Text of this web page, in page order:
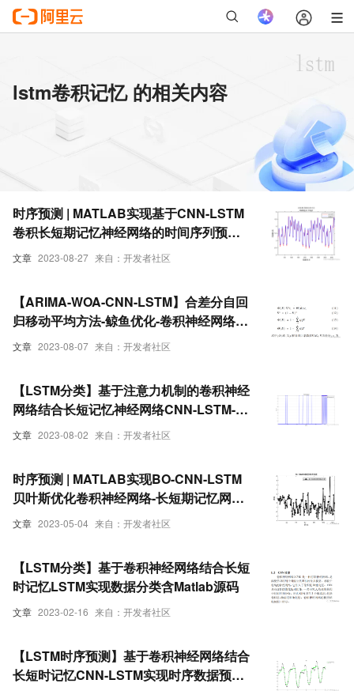
lstm卷积记忆 的相关内容
文章 2023-08-27 来自：开发者社区
时序预测 | MATLAB实现基于CNN-LSTM
卷积长短期记忆神经网络的时间序列预测-
递归预测未来(多指标评价)
文章 2023-08-07 来自：开发者社区
【ARIMA-WOA-CNN-LSTM】合差分自回
归移动平均方法-鲸鱼优化-卷积神经网络-
长短期记忆神经网络研究（Python代码实
文章 2023-08-02 来自：开发者社区
【LSTM分类】基于注意力机制的卷积神经
网络结合长短记忆神经网络CNN-LSTM-
attention实现数据分类附matlab代码
文章 2023-05-04 来自：开发者社区
时序预测 | MATLAB实现BO-CNN-LSTM
贝叶斯优化卷积神经网络-长短期记忆网络
时间序列预测
文章 2023-02-16 来自：开发者社区
【LSTM分类】基于卷积神经网络结合长短
时记忆LSTM实现数据分类含Matlab源码
【LSTM时序预测】基于卷积神经网络结合
长短时记忆CNN-LSTM实现时序数据预测